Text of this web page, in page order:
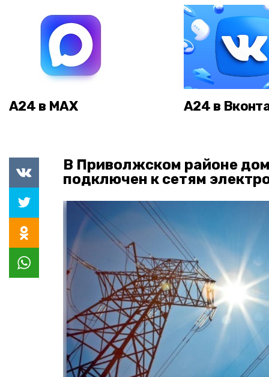
А24 в MAX А24 в
В Приволжском районе
подключен к сетям